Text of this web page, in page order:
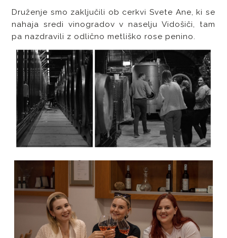
Druženje smo zaključili ob cerkvi Svete Ane, ki se
nahaja sredi vinogradov v naselju Vidošiči, tam
pa nazdravili z odlično metliško rose penino.